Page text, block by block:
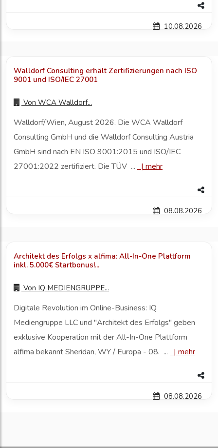
10.08.2026
Walldorf Consulting erhält Zertifizierungen nach ISO
9001 und ISO/IEC 27001
Von WCA Walldorf...
Walldorf/Wien, August 2026. Die WCA Walldorf
Consulting GmbH und die Walldorf Consulting Austria
GmbH sind nach EN ISO 9001:2015 und ISO/IEC
27001:2022 zertifiziert. Die TÜV ...
| mehr
08.08.2026
Architekt des Erfolgs x alfima: All-In-One Plattform
inkl. 5.000€ Startbonus!...
Von IQ MEDIENGRUPPE...
Digitale Revolution im Online-Business: IQ
Mediengruppe LLC und "Architekt des Erfolgs" geben
exklusive Kooperation mit der All-In-One Plattform
alfima bekannt Sheridan, WY / Europa - 08. ...
| mehr
08.08.2026